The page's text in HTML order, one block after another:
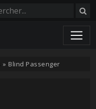
» Blind Passenger